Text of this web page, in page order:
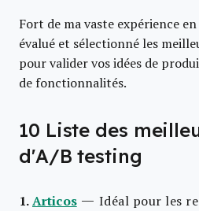
Fort de ma vaste expérience
évalué et sélectionné les
pour valider vos idées de
de fonctionnalités.
10 Liste des
d'A/B testing
1.Articos — Idéal pour les